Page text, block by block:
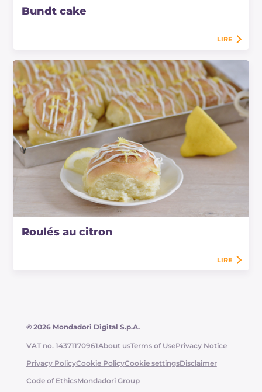
Bundt cake
LIRE
Roulés au citron
LIRE
© 2026 Mondadori Digital S.p.A.
VAT no. 14371170961About usTerms of UsePrivacy Notice
Privacy PolicyCookie PolicyCookie settingsDisclaimer
Code of EthicsMondadori Group